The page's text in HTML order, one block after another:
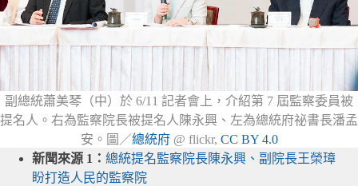
副總統蕭美琴（中）於 6/11 記者會上，介紹第 7 屆監察委員被
提名人。右為監察院長被提名人陳永興、左為總統府祕書長潘孟
安。圖／總統府@ flickr, CC BY 4.0
新聞來源 1： 總統提名監察院長陳永興、副院長王榮璋
盼打造人民的監察院